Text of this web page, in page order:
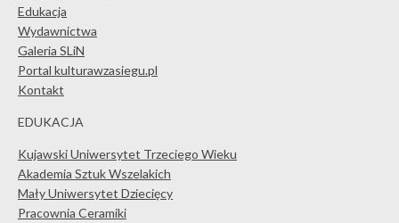
Edukacja
Wydawnictwa
Galeria SLiN
Portal kulturawzasiegu.pl
Kontakt
EDUKACJA
Kujawski Uniwersytet Trzeciego Wieku
Akademia Sztuk Wszelakich
Mały Uniwersytet Dziecięcy
Pracownia Ceramiki